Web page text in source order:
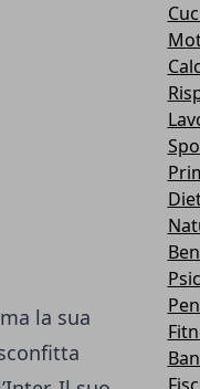
la sua